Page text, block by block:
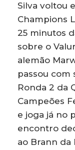
Silva voltou
Champions
25 minutos
sobre o
alemão
passou com
Ronda 2 da
Campeões
e joga já no
encontro
ao Brann da